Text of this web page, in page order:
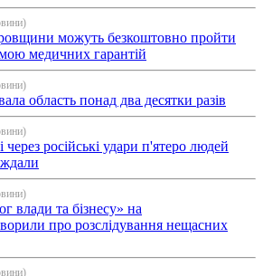
можуть безкоштовно пройти
медичних гарантій
область понад два десятки разів
російські удари п'ятеро людей
влади та бізнесу» на
про розслідування нещасних